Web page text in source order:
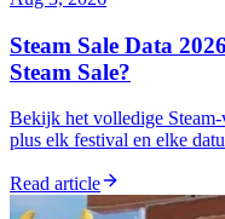
Steam Sale Data
Steam Sale?
Bekijk het volledige
plus elk festival en elke
Read article